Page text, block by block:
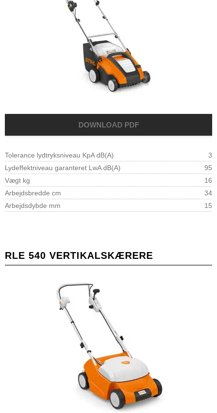
Tolerance lydtryksniveau KpA dB(A)
3
Lydeffektniveau garanteret LwA dB(A)
95
Vægt kg
16
Arbejdsbredde cm
34
Arbejdsdybde mm
15
RLE 540 VERTIKALSKÆRERE